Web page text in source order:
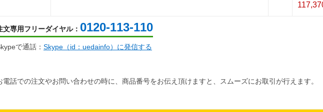
文専用フリーダイヤル： 0120-113-110
で通話： Skype（id：uedainfo）に発信する
電話での注文やお問い合わせの時に、商品番号をお伝え頂けますと、スムーズにお取引が行えます。